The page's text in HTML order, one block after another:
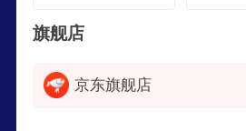
旗舰店
京东旗舰店